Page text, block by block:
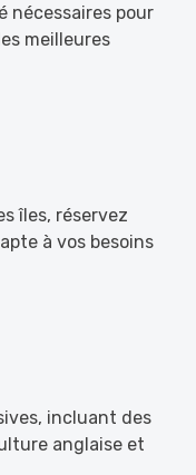
nécessaires pour
meilleures
îles, réservez
à vos besoins
incluant des
anglaise et